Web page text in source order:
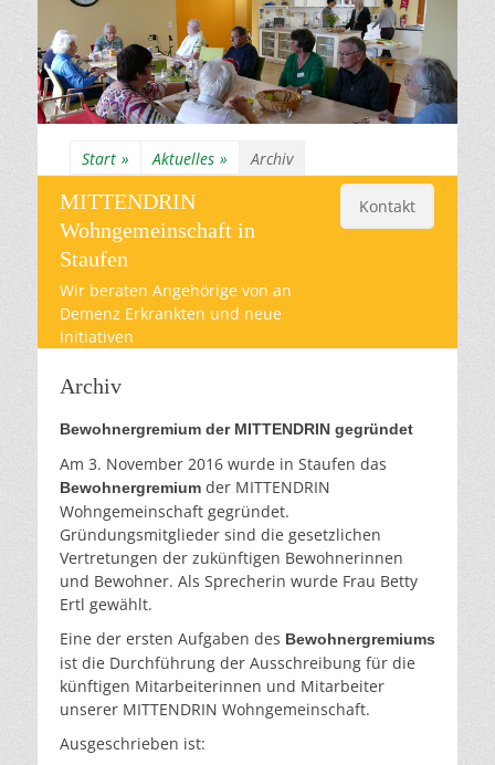
Start » Aktuelles » Archiv
MITTENDRIN
Wohngemeinschaft in
Staufen
Wir beraten Angehörige von an
Demenz Erkrankten und neue
Initiativen
Kontakt
Archiv
Bewohnergremium der MITTENDRIN gegründet
Am 3. November 2016 wurde in Staufen das
Bewohnergremium der MITTENDRIN
Wohngemeinschaft gegründet.
Gründungsmitglieder sind die gesetzlichen
Vertretungen der zukünftigen Bewohnerinnen
und Bewohner. Als Sprecherin wurde Frau Betty
Ertl gewählt.
Eine der ersten Aufgaben des Bewohnergremiums
ist die Durchführung der Ausschreibung für die
künftigen Mitarbeiterinnen und Mitarbeiter
unserer MITTENDRIN Wohngemeinschaft.
Ausgeschrieben ist: